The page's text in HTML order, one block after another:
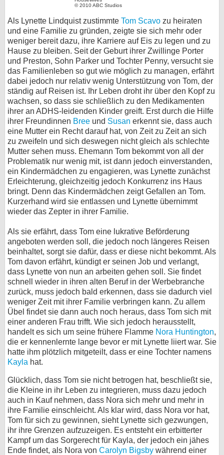
© 2010 ABC Studios
Als Lynette Lindquist zustimmte Tom Scavo zu heiraten
und eine Familie zu gründen, zeigte sie sich mehr oder
weniger bereit dazu, ihre Karriere auf Eis zu legen und zu
Hause zu bleiben. Seit der Geburt ihrer Zwillinge Porter
und Preston, Sohn Parker und Tochter Penny, versucht sie
das Familienleben so gut wie möglich zu managen, erfährt
dabei jedoch nur relativ wenig Unterstützung von Tom, der
ständig auf Reisen ist. Ihr Leben droht ihr über den Kopf zu
wachsen, so dass sie schließlich zu den Medikamenten
ihrer an ADHS-leidenden Kinder greift. Erst durch die Hilfe
ihrer Freundinnen Bree und Susan erkennt sie, dass auch
eine Mutter ein Recht darauf hat, von Zeit zu Zeit an sich
zu zweifeln und sich deswegen nicht gleich als schlechte
Mutter sehen muss. Ehemann Tom bekommt von all der
Problematik nur wenig mit, ist dann jedoch einverstanden,
ein Kindermädchen zu engagieren, was Lynette zunächst
Erleichterung, gleichzeitig jedoch Konkurrenz ins Haus
bringt. Denn das Kindermädchen zeigt Gefallen an Tom.
Kurzerhand wird sie entlassen und Lynette übernimmt
wieder das Zepter in ihrer Familie.
Als sie erfährt, dass Tom eine lukrative Beförderung
angeboten werden soll, die jedoch noch längeres Reisen
beinhaltet, sorgt sie dafür, dass er diese nicht bekommt. Als
Tom davon erfährt, kündigt er seinen Job und verlangt,
dass Lynette von nun an arbeiten gehen soll. Sie findet
schnell wieder in ihren alten Beruf in der Werbebranche
zurück, muss jedoch bald erkennen, dass sie dadurch viel
weniger Zeit mit ihrer Familie verbringen kann. Zu allem
Übel findet sie dann auch noch heraus, dass Tom sich mit
einer anderen Frau trifft. Wie sich jedoch herausstellt,
handelt es sich um seine frühere Flamme Nora Huntington,
die er kennenlernte lange bevor er mit Lynette liiert war. Sie
hatte ihm plötzlich mitgeteilt, dass er eine Tochter namens
Kayla hat.
Glücklich, dass Tom sie nicht betrogen hat, beschließt sie,
die Kleine in ihr Leben zu integrieren, muss dazu jedoch
auch in Kauf nehmen, dass Nora sich mehr und mehr in
ihre Familie einschleicht. Als klar wird, dass Nora vor hat,
Tom für sich zu gewinnen, sieht Lynette sich gezwungen,
ihr ihre Grenzen aufzuzeigen. Es entsteht ein erbitterter
Kampf um das Sorgerecht für Kayla, der jedoch ein jähes
Ende findet, als Nora von Carolyn Bigsby während einer
Datenschutz
Cookie-Einstellungen
Impressum
Desktop-Ansicht
myFanbase